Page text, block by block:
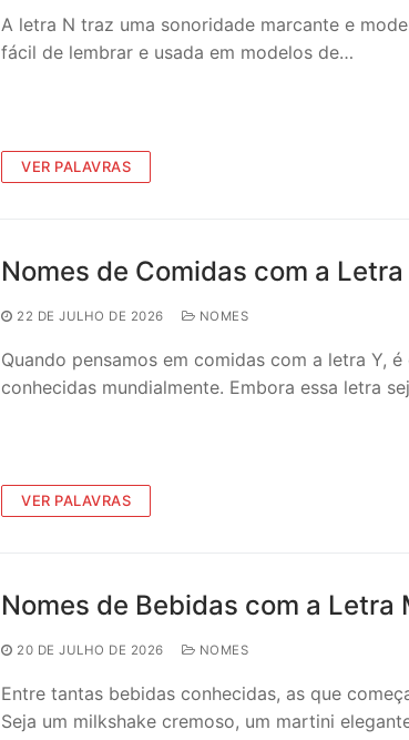
A letra N traz uma sonoridade marcante e
fácil de lembrar e usada em modelos de…
VER PALAVRAS
Nomes de Comidas com a
22 DE JULHO DE 2026 NOMES
Quando pensamos em comidas com a letra Y,
conhecidas mundialmente. Embora essa letra
VER PALAVRAS
Nomes de Bebidas com a
20 DE JULHO DE 2026 NOMES
Entre tantas bebidas conhecidas, as que
Seja um milkshake cremoso, um martini